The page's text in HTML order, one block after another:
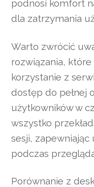
podnosi komfort
dla zatrzymania
Warto zwrócić
rozwiązania,
korzystanie z
dostęp do pełnej
użytkowników w
wszystko
sesji,
podczas
Porównanie z